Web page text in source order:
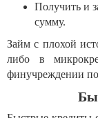
Получить и
сумму.
Займ с плохой
либо в
финучреждении